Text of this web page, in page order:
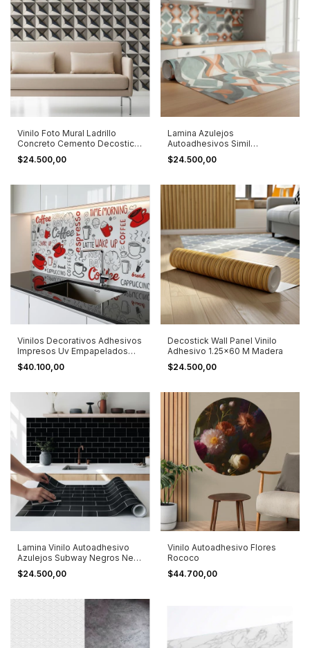
Vinilo Foto Mural Ladrillo
Concreto Cemento Decostick
Gris
$24.500,00
Lamina Azulejos
Autoadhesivos Simil
Calcareos 1,20x0,60 M Color
Varios
$24.500,00
Vinilos Decorativos Adhesivos
Impresos Uv Empapelados
Cocina
$40.100,00
Decostick Wall Panel Vinilo
Adhesivo 1.25x60 M Madera
$24.500,00
Lamina Vinilo Autoadhesivo
Azulejos Subway Negros New
York Negro
$24.500,00
Vinilo Autoadhesivo Flores
Rococo
$44.700,00